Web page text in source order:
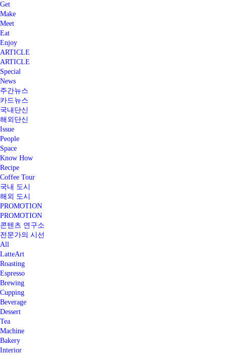
Get
Make
Meet
Eat
Enjoy
ARTICLE
ARTICLE
Special
News
주간뉴스
카드뉴스
국내단신
해외단신
Issue
People
Space
Know How
Recipe
Coffee Tour
국내 도시
해외 도시
PROMOTION
PROMOTION
콘텐츠 연구소
전문가의 시선
All
LatteArt
Roasting
Espresso
Brewing
Cupping
Beverage
Dessert
Tea
Machine
Bakery
Interior